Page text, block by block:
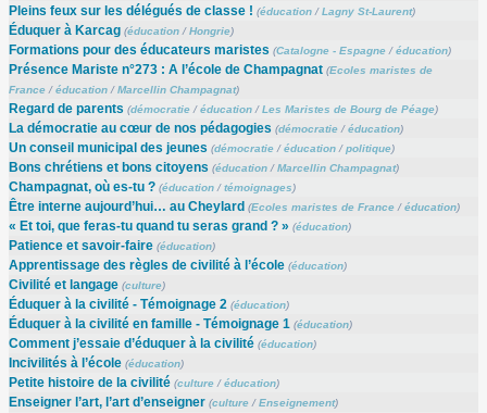
Pleins feux sur les délégués de classe ! (éducation/Lagny St-Laurent)
Éduquer à Karcag (éducation/Hongrie)
Formations pour des éducateurs maristes (Catalogne - Espagne/éducation)
Présence Mariste n°273 : A l’école de Champagnat (Ecoles maristes de
France/éducation/Marcellin Champagnat)
Regard de parents (démocratie/éducation/Les Maristes de Bourg de Péage)
La démocratie au cœur de nos pédagogies (démocratie/éducation)
Un conseil municipal des jeunes (démocratie/éducation/politique)
Bons chrétiens et bons citoyens (éducation/Marcellin Champagnat)
Champagnat, où es-tu ? (éducation/témoignages)
Être interne aujourd’hui… au Cheylard (Ecoles maristes de France/éducation)
« Et toi, que feras-tu quand tu seras grand ? » (éducation)
Patience et savoir-faire (éducation)
Apprentissage des règles de civilité à l’école (éducation)
Civilité et langage (culture)
Éduquer à la civilité - Témoignage 2 (éducation)
Éduquer à la civilité en famille - Témoignage 1 (éducation)
Comment j’essaie d’éduquer à la civilité (éducation)
Incivilités à l’école (éducation)
Petite histoire de la civilité (culture/éducation)
Enseigner l’art, l’art d’enseigner (culture/Enseignement)